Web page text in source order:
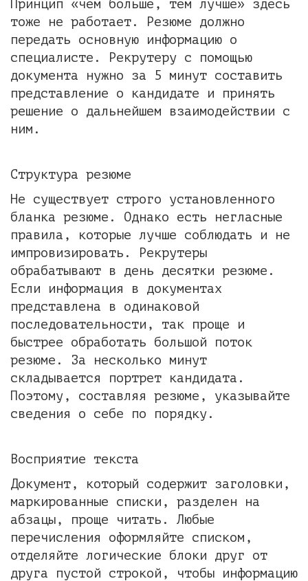
Принцип «чем больше, тем лучше» здесь
тоже не работает. Резюме должно
передать основную информацию о
специалисте. Рекрутеру с помощью
документа нужно за 5 минут составить
представление о кандидате и принять
решение о дальнейшем взаимодействии с
ним.
Структура резюме
Не существует строго установленного
бланка резюме. Однако есть негласные
правила, которые лучше соблюдать и не
импровизировать. Рекрутеры
обрабатывают в день десятки резюме.
Если информация в документах
представлена в одинаковой
последовательности, так проще и
быстрее обработать большой поток
резюме. За несколько минут
складывается портрет кандидата.
Поэтому, составляя резюме, указывайте
сведения о себе по порядку.
Восприятие текста
Документ, который содержит заголовки,
маркированные списки, разделен на
абзацы, проще читать. Любые
перечисления оформляйте списком,
отделяйте логические блоки друг от
друга пустой строкой, чтобы информацию